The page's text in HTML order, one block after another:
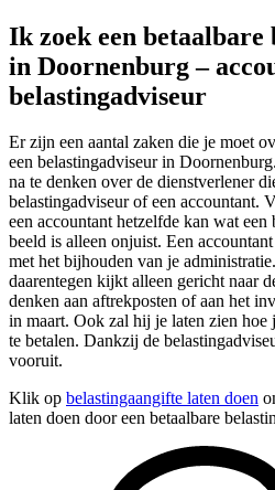
Ik zoek een betaalbare
in Doornenburg –
belastingadviseur
Er zijn een aantal zaken die je moet
een belastingadviseur in
na te denken over de dienstverlener
belastingadviseur of een accountant.
een accountant hetzelfde kan wat
beeld is alleen onjuist. Een
met het bijhouden van je
daarentegen kijkt alleen gericht naar
denken aan aftrekposten of aan het
in maart. Ook zal hij je laten zien hoe
te betalen. Dankzij de
vooruit.
Klik op belastingaangifte laten doen
laten doen door een betaalbare